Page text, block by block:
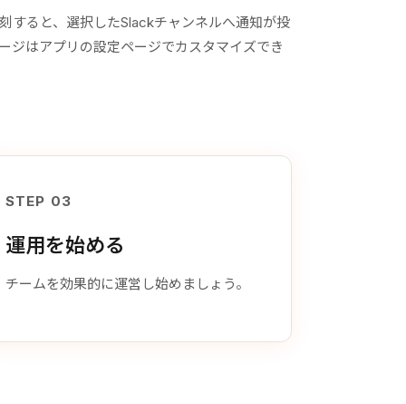
すると、選択したSlackチャンネルへ通知が投
ジはアプリの設定ページでカスタマイズでき
STEP 03
運用を始める
チームを効果的に運営し始めましょう。